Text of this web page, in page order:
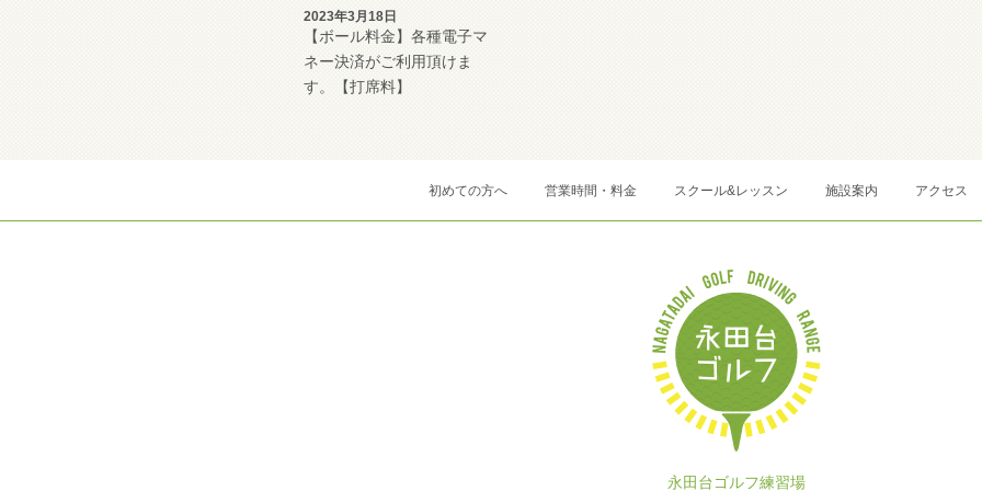
2023年3月18日
【ボール料金】各種電子マ
ネー決済がご利用頂けま
す。【打席料】
初めての方へ 営業時間・料金 スクール&レッスン 施設案内 アクセス
永田台ゴルフ練習場